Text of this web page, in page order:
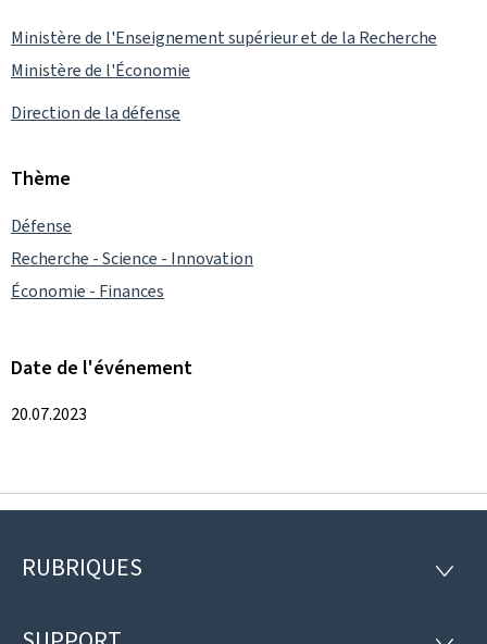
Ministère de l'Enseignement supérieur et de la Recherche
Ministère de l'Économie
Direction de la défense
Thème
Défense
Recherche - Science - Innovation
Économie - Finances
Date de l'événement
20.07.2023
Pied
RUBRIQUES